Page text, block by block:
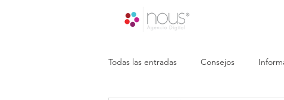
Todas las entradas Consejos